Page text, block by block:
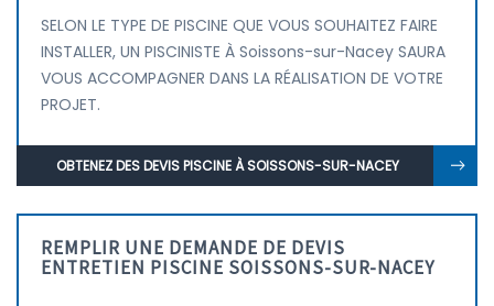
SELON LE TYPE DE PISCINE QUE VOUS SOUHAITEZ FAIRE
INSTALLER, UN PISCINISTE À Soissons-sur-Nacey SAURA
VOUS ACCOMPAGNER DANS LA RÉALISATION DE VOTRE
PROJET.
OBTENEZ DES DEVIS PISCINE À SOISSONS-SUR-NACEY
REMPLIR UNE DEMANDE DE DEVIS
ENTRETIEN PISCINE SOISSONS-SUR-NACEY